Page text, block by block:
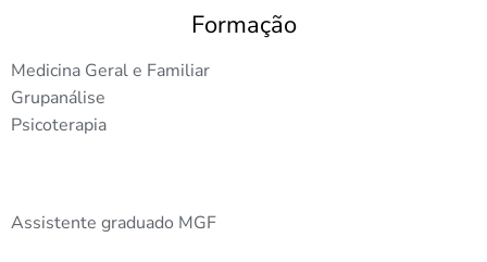
Formação
Medicina Geral e Familiar
Grupanálise
Psicoterapia
Assistente graduado MGF